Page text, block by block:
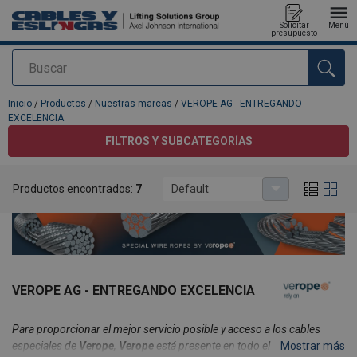
Buscar
Solicitar
presupuesto
Menú
Agregado a su presupuesto
Inicio / Productos / Nuestras marcas / VEROPE AG - ENTREGANDO
EXCELENCIA
FILTROS Y SUBCATEGORÍAS
VEROPE AG - ENTREGANDO EXCELENCIA
Para proporcionar el mejor servicio posible y acceso a los cables
especiales de Verope Verope está presente en todo el mundo.Mostrar más
Productos encontrados: 7 Default